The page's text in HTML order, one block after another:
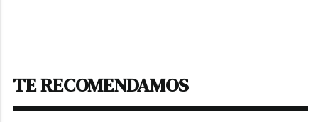
TE RECOMENDAMOS